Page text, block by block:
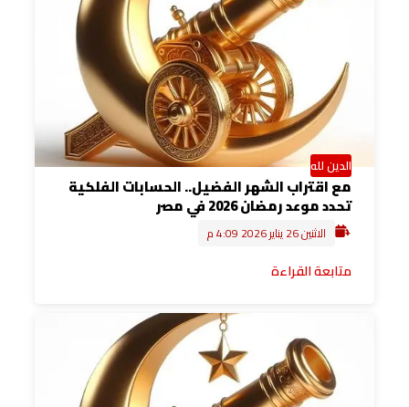
الدين لله
مع اقتراب الشهر الفضيل.. الحسابات الفلكية
تحدد موعد رمضان 2026 في مصر
الاثنين 26 يناير 2026 4:09 م
متابعة القراءة